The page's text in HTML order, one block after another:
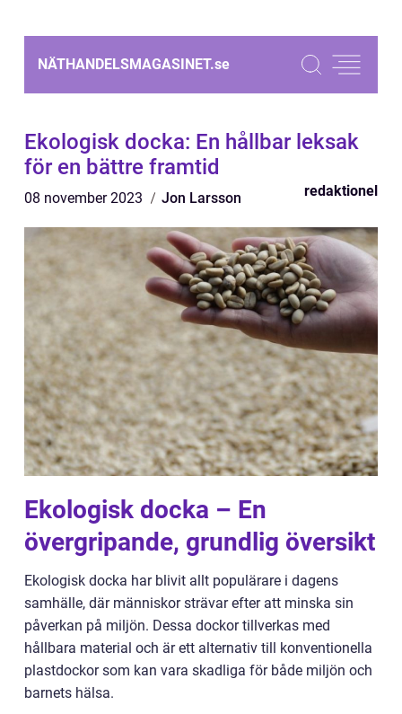
NÄTHANDELSMAGASINET.se
Ekologisk docka: En hållbar leksak
för en bättre framtid
08 november 2023 Jon Larsson redaktionel
Ekologisk docka – En
övergripande, grundlig översikt
Ekologisk docka har blivit allt populärare i dagens
samhälle, där människor strävar efter att minska sin
påverkan på miljön. Dessa dockor tillverkas med
hållbara material och är ett alternativ till konventionella
plastdockor som kan vara skadliga för både miljön och
barnets hälsa.